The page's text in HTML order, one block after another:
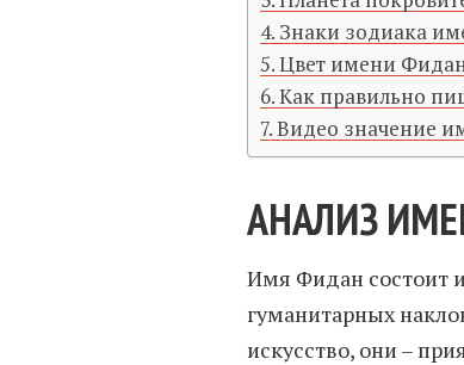
Знаки зодиака
Цвет имени
Как правильно
Видео значение
АНАЛИЗ
Имя Фидан состоит
гуманитарных
искусство, они –